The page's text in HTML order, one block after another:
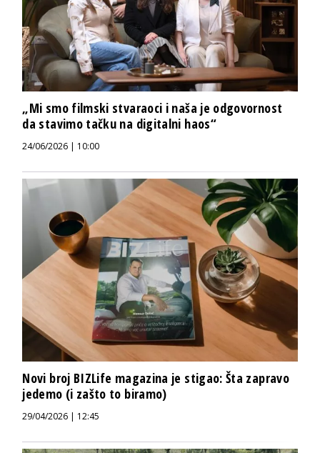
„Mi smo filmski stvaraoci i naša je odgovornost
da stavimo tačku na digitalni haos“
24/06/2026 | 10:00
Novi broj BIZLife magazina je stigao: Šta zapravo
jedemo (i zašto to biramo)
29/04/2026 | 12:45